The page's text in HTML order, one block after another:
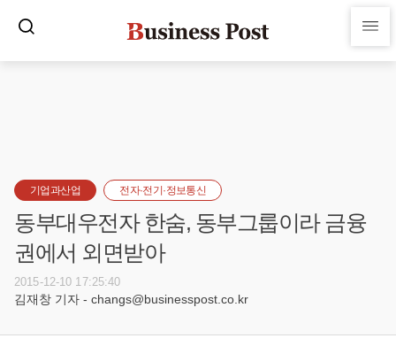
기업과산업 전자·전기·정보통신
동부대우전자 한숨, 동부그룹이라 금융
권에서 외면받아
2015-12-10 17:25:40
김재창 기자 - changs@businesspost.co.kr